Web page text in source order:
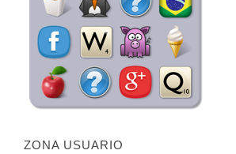
ZONA USUARIO